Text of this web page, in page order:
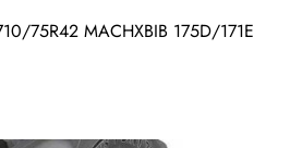
75R42 MACHXBIB 175D/171E